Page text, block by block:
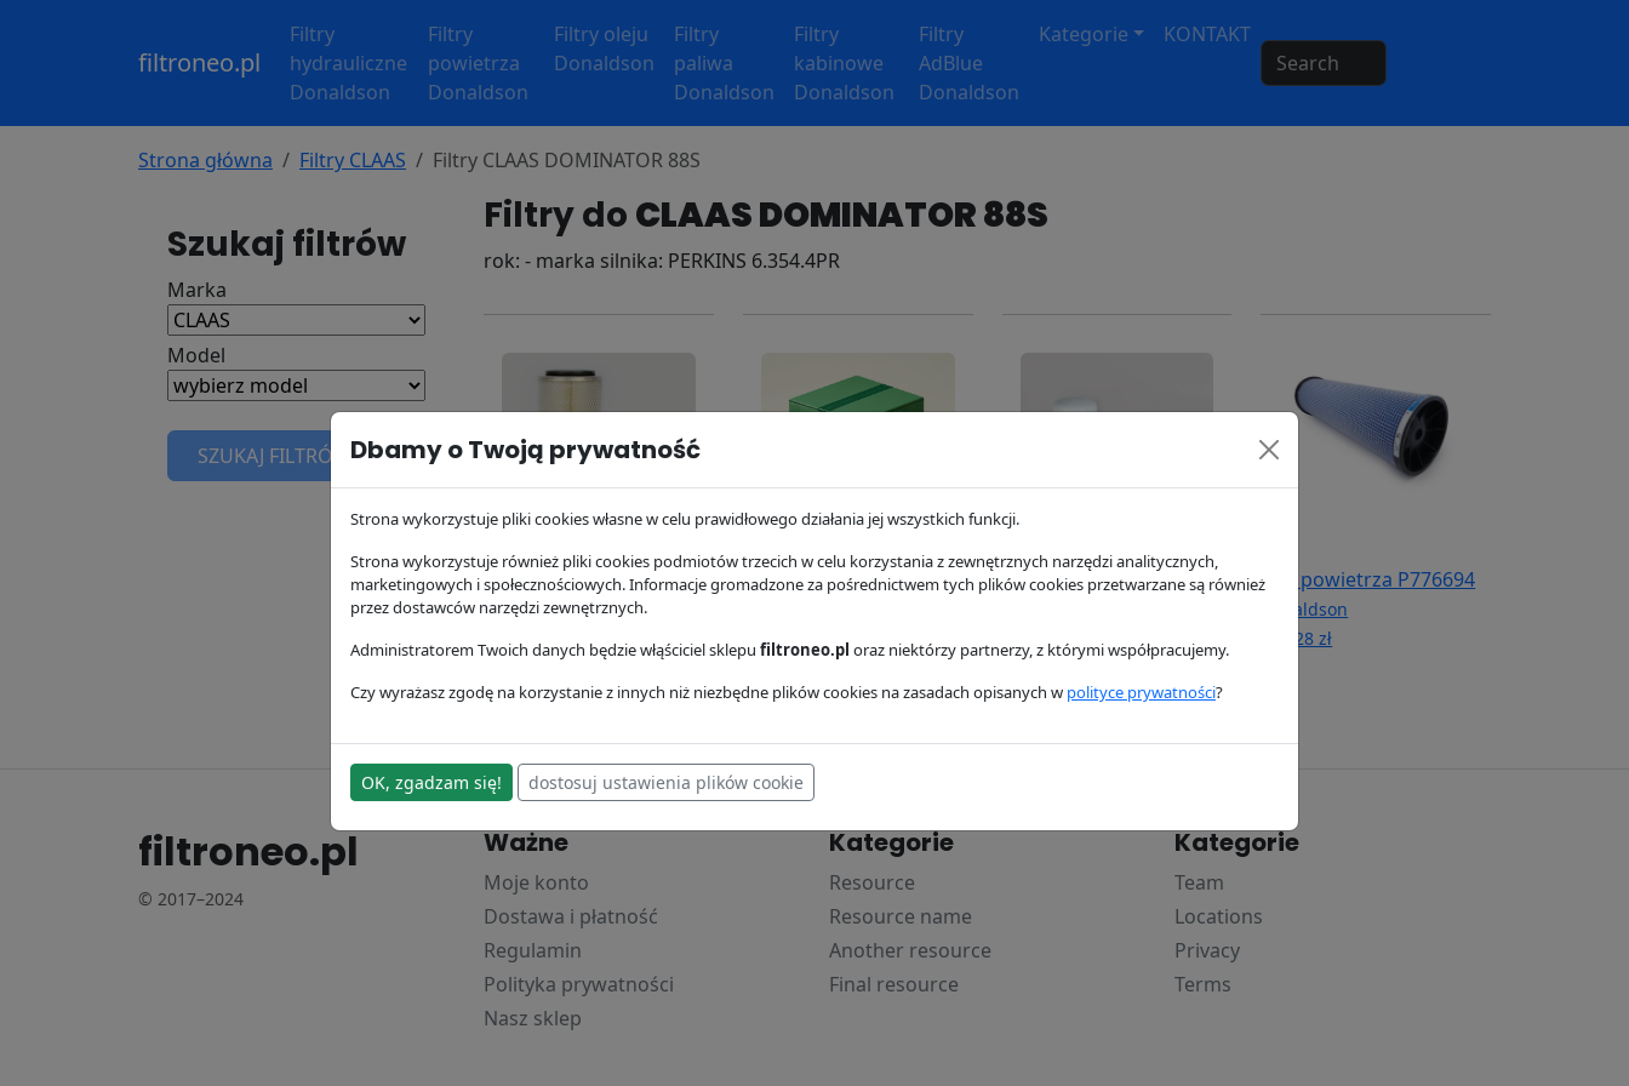
filtroneo.pl
Filtry
hydrauliczne
Donaldson
Filtry
powietrza
Donaldson
Filtry oleju
Donaldson
Filtry
paliwa
Donaldson
Filtry
kabinowe
Donaldson
Filtry
AdBlue
Donaldson
Kategorie
KONTAKT
Strona główna Filtry CLAAS Filtry CLAAS DOMINATOR 88S
Szukaj filtrów
Marka
Model
SZUKAJ FILTRÓW
Filtry do CLAAS DOMINATOR 88S
rok: - marka silnika: PERKINS 6.354.4PR
Filtr powietrza P181088
Donaldson
108.31 zł
Filtr paliwa P553004
34.16 zł
Filtr oleju silnika
Donaldson
41.23 zł
Filtr powietrza P776694
Donaldson
101.28 zł
filtroneo.pl
© 2017–2024
Ważne
Moje konto
Dostawa i płatność
Regulamin
Polityka prywatności
Nasz sklep
Kategorie
Resource
Resource name
Another resource
Final resource
Kategorie
Team
Locations
Privacy
Terms
Dbamy o Twoją prywatność
Strona wykorzystuje pliki cookies własne w celu prawidłowego działania jej wszystkich funkcji.
Strona wykorzystuje również pliki cookies podmiotów trzecich w celu korzystania z zewnętrznych narzędzi analitycznych,
marketingowych i społecznościowych. Informacje gromadzone za pośrednictwem tych plików cookies przetwarzane są również
przez dostawców narzędzi zewnętrznych.
Administratorem Twoich danych będzie włąściciel sklepu filtroneo.pl oraz niektórzy partnerzy, z którymi współpracujemy.
Czy wyrażasz zgodę na korzystanie z innych niż niezbędne plików cookies na zasadach opisanych w polityce prywatności?
OK, zgadzam się! dostosuj ustawienia plików cookie